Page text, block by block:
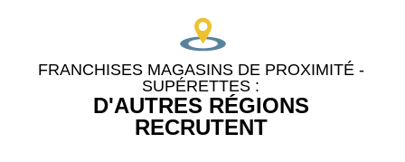
FRANCHISES MAGASINS DE PROXIMITÉ -
SUPÉRETTES :
D'AUTRES RÉGIONS
RECRUTENT